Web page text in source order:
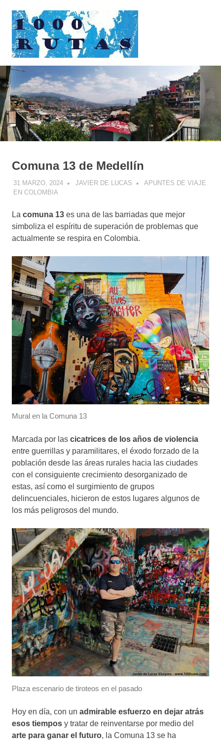
contenido
sobre
dos
ruedas
Comuna 13 de Medellín
31 MARZO, 2024 JAVIER DE LUCAS
APUNTES DE VIAJE
EN COLOMBIA
La comuna 13 es una de las barriadas que mejor
simboliza el espíritu de superación de problemas que
actualmente se respira en Colombia.
Mural en la Comuna 13
Marcada por las cicatrices de los años de violencia
entre guerrillas y paramilitares, el éxodo forzado de la
población desde las áreas rurales hacia las ciudades
con el consiguiente crecimiento desorganizado de
estas, así como el surgimiento de grupos
delincuenciales, hicieron de estos lugares algunos de
los más peligrosos del mundo.
Plaza escenario de tiroteos en el pasado
Hoy en día, con un admirable esfuerzo en dejar atrás
esos tiempos y tratar de reinventarse por medio del
arte para ganar el futuro, la Comuna 13 se ha